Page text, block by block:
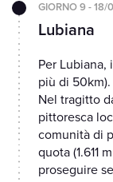
GIORNO 9 -
Lubiana
Per Lubiana,
più di 50km).
Nel tragitto
pittoresca
comunità di
quota (1.611
proseguire